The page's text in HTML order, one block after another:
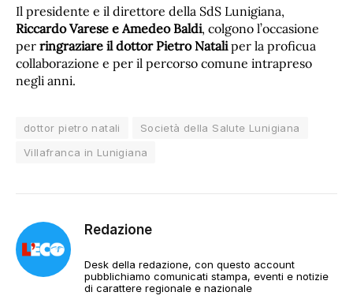
Il presidente e il direttore della SdS Lunigiana,
Riccardo Varese e Amedeo Baldi, colgono l’occasione
per ringraziare il dottor Pietro Nataliper la proficua
collaborazione e per il percorso comune intrapreso
negli anni.
dottor pietro natali
Società della Salute Lunigiana
Villafranca in Lunigiana
Redazione
Desk della redazione, con questo account
pubblichiamo comunicati stampa, eventi e notizie
di carattere regionale e nazionale